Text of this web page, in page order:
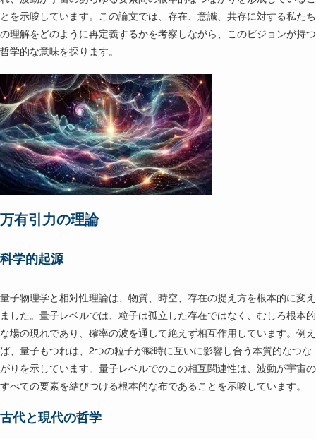
とを示唆しています。この論文では、存在、意識、共存に対する私たち
の理解をどのように再定義するかを考察しながら、このビジョンが持つ
哲学的な意味を探ります。
万有引力の理論
科学的起源
量子物理学と相対性理論は、物質、時空、存在の捉え方を根本的に変え
ました。量子レベルでは、粒子は孤立した存在ではなく、むしろ根本的
な場の現れであり、確率の波を通して絶えず相互作用しています。例え
ば、量子もつれは、2つの粒子が瞬時に互いに影響し合う本質的なつな
がりを示しています。量子レベルでのこの相互関連性は、波動が宇宙の
すべての要素を結びつける根本的な布であることを示唆しています。
古代と現代の哲学